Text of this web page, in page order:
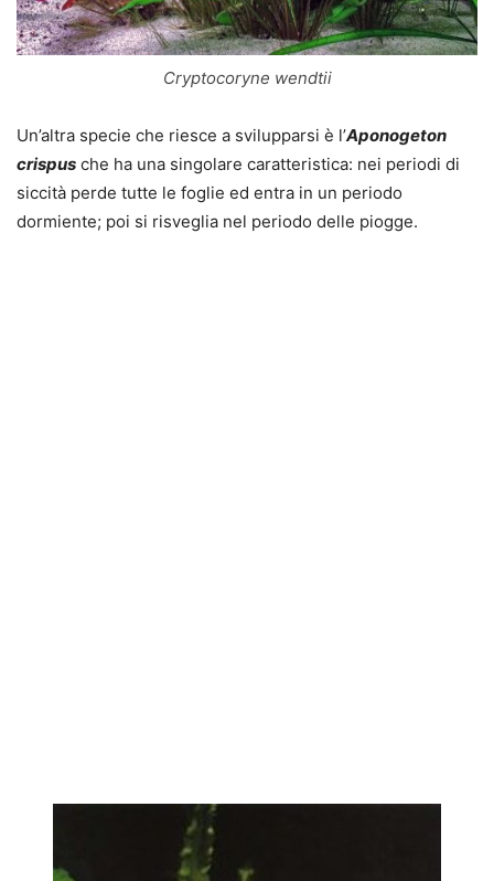
Cryptocoryne wendtii
Un’altra specie che riesce a svilupparsi è l’Aponogeton
crispus che ha una singolare caratteristica: nei periodi di
siccità perde tutte le foglie ed entra in un periodo
dormiente; poi si risveglia nel periodo delle piogge.